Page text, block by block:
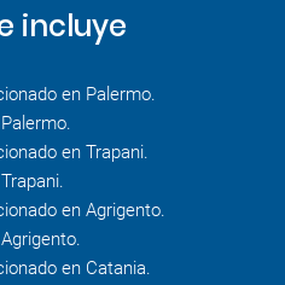
incluye
en Palermo.
en Trapani.
en Agrigento.
en Catania.